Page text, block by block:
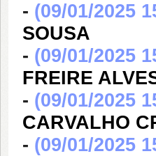
- (09/01/2025
SOUSA
- (09/01/2025
FREIRE
- (09/01/2025
CARVALHO
- (09/01/2025